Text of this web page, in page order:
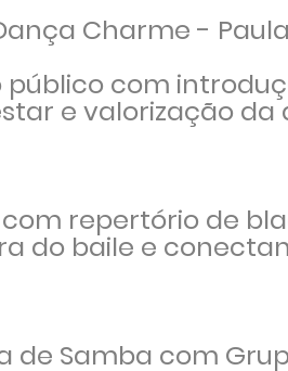
Charme -
com
e valorização da
repertório de
do baile e
de Samba com